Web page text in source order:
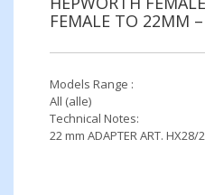
FEMALE TO 22MM
Models Range :
All (alle)
Technical Notes:
22 mm ADAPTER ART. HX28/